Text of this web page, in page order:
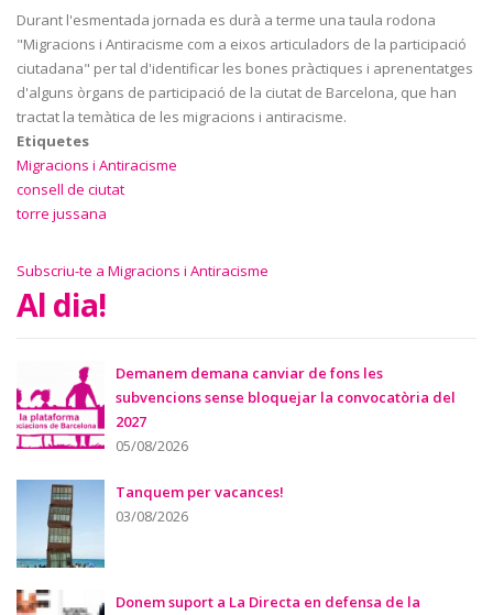
Durant l'esmentada jornada es durà a terme una taula rodona
"Migracions i Antiracisme com a eixos articuladors de la participació
ciutadana" per tal d'identificar les bones pràctiques i aprenentatges
d'alguns òrgans de participació de la ciutat de Barcelona, que han
tractat la temàtica de les migracions i antiracisme.
Etiquetes
Migracions i Antiracisme
consell de ciutat
torre jussana
Subscriu-te a Migracions i Antiracisme
Al dia!
Demanem demana canviar de fons les
subvencions sense bloquejar la convocatòria del
2027
05/08/2026
Tanquem per vacances!
03/08/2026
Donem suport a La Directa en defensa de la